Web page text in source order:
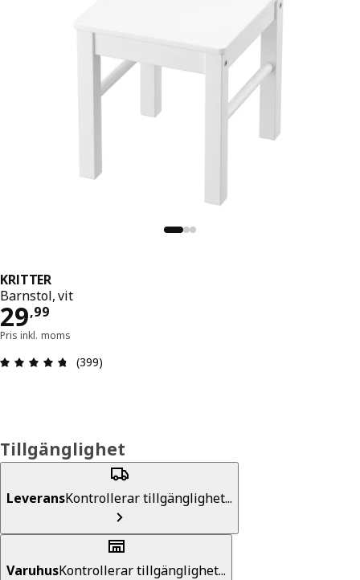
KRITTER
Barnstol, vit
29,99
Pris 29,99
Pris inkl. moms
Recension: 4.7 / 5 stjärnor. Totalt antal
(399)
Tillgänglighet
LeveransKontrollerar tillgänglighet...
VaruhusKontrollerar tillgänglighet...